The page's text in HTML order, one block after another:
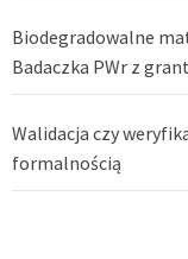
Biodegradowalne
Badaczka PWr z
Walidacja czy
formalnością